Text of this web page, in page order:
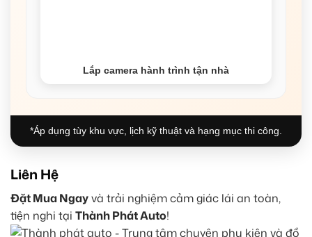
Lắp camera hành trình tận nhà
*Áp dụng tùy khu vực, lịch kỹ thuật và hạng mục thi công.
Liên Hệ
Đặt Mua Ngayvà trải nghiệm cảm giác lái an toàn,
tiện nghi tại Thành Phát Auto!